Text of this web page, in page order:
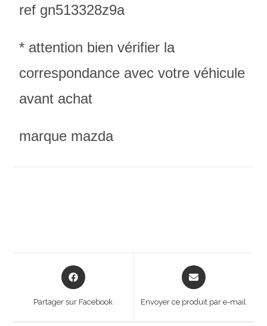
ref gn513328z9a
* attention bien vérifier la
correspondance avec votre véhicule
avant achat
marque mazda
Opens
in
Partager sur Facebook
Opens
in
new
Envoyer ce produit par e-mail